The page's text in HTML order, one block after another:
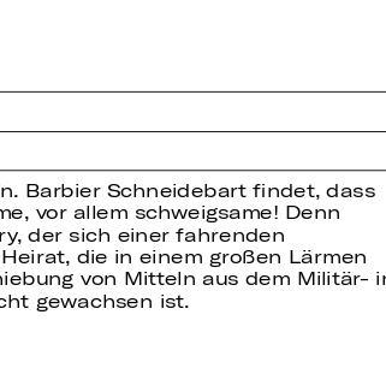
Barbier Schneidebart findet, dass
vor allem schweigsame! Denn
der sich einer fahrenden
die in einem großen Lärmen
von Mitteln aus dem Militär-
gewachsen ist.